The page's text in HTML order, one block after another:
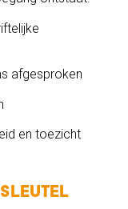
afgesproken
en toezicht
sleutel